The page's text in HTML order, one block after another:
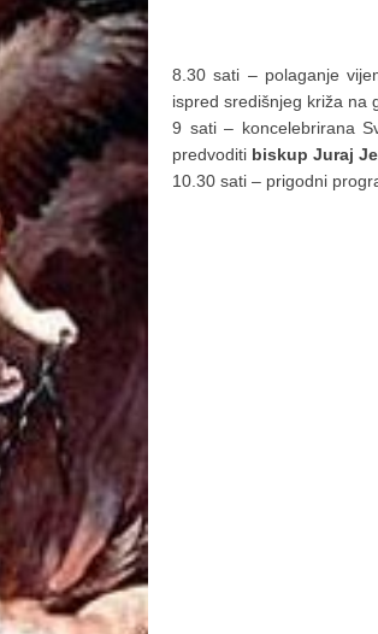
8.30 sati – polaganje
ispred središnjeg križa na
9 sati – koncelebrirana
predvoditi biskup Juraj
10.30 sati – prigodni